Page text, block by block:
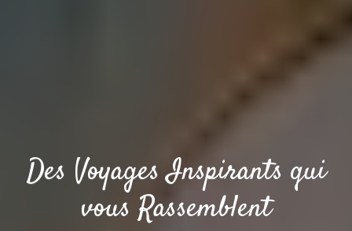
Des Voyages Inspirants qui
vous Rassemblent